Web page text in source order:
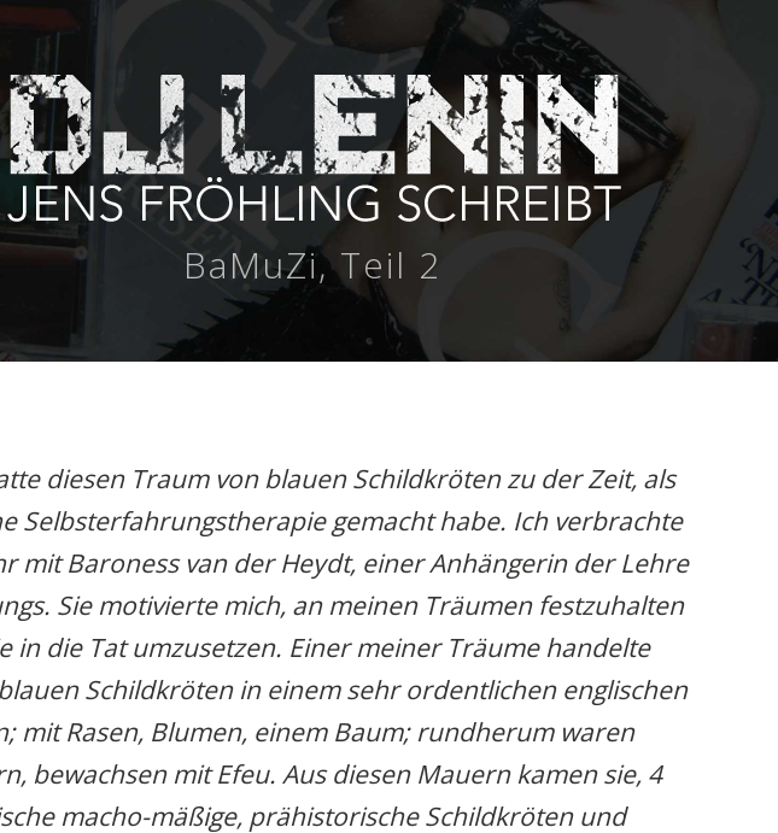
BaMuZi, Teil 2
diesen Traum von blauen Schildkröten zu der Zeit, als
Selbsterfahrungstherapie gemacht habe. Ich verbrachte
mit Baroness van der Heydt, einer Anhängerin der Lehre
Sie motivierte mich, an meinen Träumen festzuhalten
in die Tat umzusetzen. Einer meiner Träume handelte
Schildkröten in einem sehr ordentlichen englischen
mit Rasen, Blumen, einem Baum; rundherum waren
bewachsen mit Efeu. Aus diesen Mauern kamen sie, 4
macho-mäßige, prähistorische Schildkröten und